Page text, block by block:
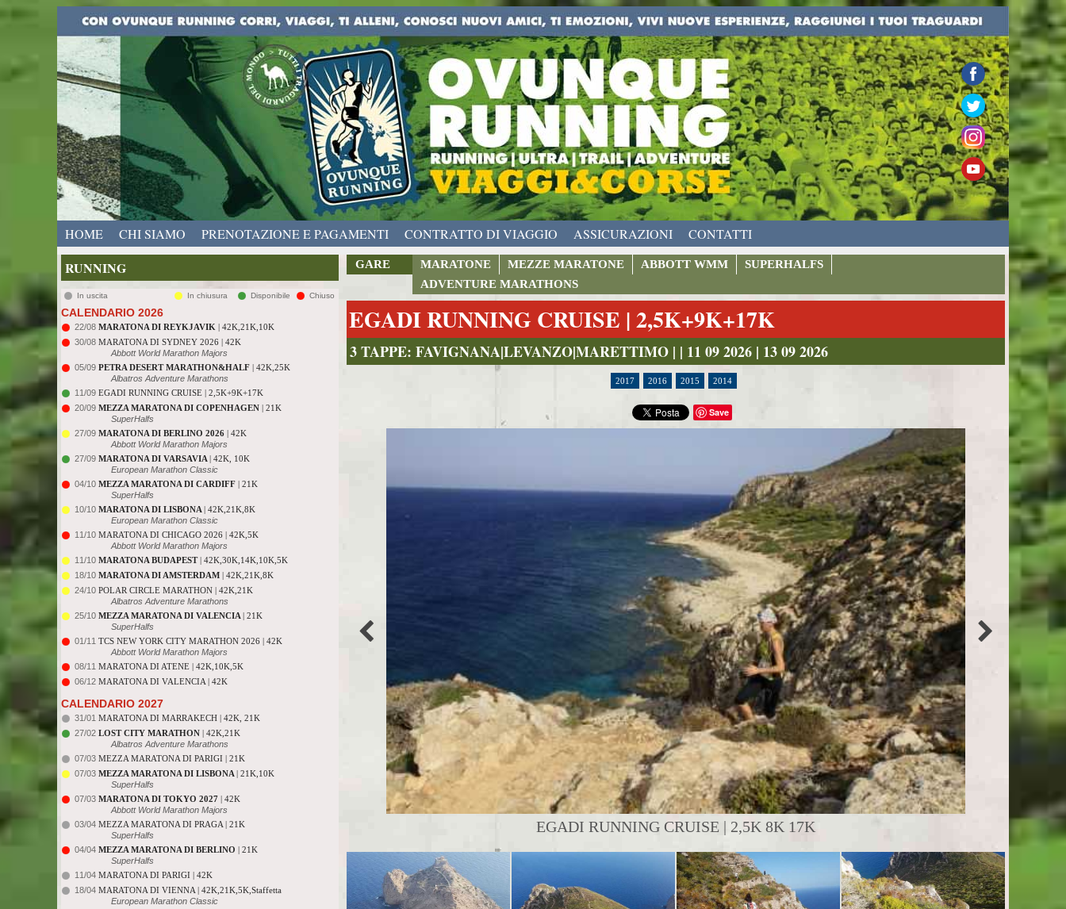
HOME CHI SIAMO PRENOTAZIONE E PAGAMENTI CONTRATTO DI VIAGGIO ASSICURAZIONI CONTATTI
RUNNING
In uscita In chiusura Disponibile Chiuso
CALENDARIO 2026
22/08 MARATONA DI REYKJAVIK | 42K,21K,10K
30/08 MARATONA DI SYDNEY 2026 | 42K
Abbott World Marathon Majors
05/09 PETRA DESERT MARATHON&HALF | 42K,25K
Albatros Adventure Marathons
11/09 EGADI RUNNING CRUISE | 2,5K+9K+17K
20/09 MEZZA MARATONA DI COPENHAGEN | 21K
SuperHalfs
27/09 MARATONA DI BERLINO 2026 | 42K
Abbott World Marathon Majors
27/09 MARATONA DI VARSAVIA | 42K, 10K
European Marathon Classic
04/10 MEZZA MARATONA DI CARDIFF | 21K
SuperHalfs
10/10 MARATONA DI LISBONA | 42K,21K,8K
European Marathon Classic
11/10 MARATONA DI CHICAGO 2026 | 42K,5K
Abbott World Marathon Majors
11/10 MARATONA BUDAPEST| 42K,30K,14K,10K,5K
18/10 MARATONA DI AMSTERDAM | 42K,21K,8K
24/10 POLAR CIRCLE MARATHON | 42K,21K
Albatros Adventure Marathons
25/10 MEZZA MARATONA DI VALENCIA | 21K
SuperHalfs
01/11 TCS NEW YORK CITY MARATHON 2026 | 42K
Abbott World Marathon Majors
08/11 MARATONA DI ATENE | 42K,10K,5K
06/12 MARATONA DI VALENCIA | 42K
CALENDARIO 2027
31/01 MARATONA DI MARRAKECH | 42K, 21K
27/02 LOST CITY MARATHON | 42K,21K
Albatros Adventure Marathons
07/03 MEZZA MARATONA DI PARIGI | 21K
07/03 MEZZA MARATONA DI LISBONA | 21K,10K
SuperHalfs
07/03 MARATONA DI TOKYO 2027 | 42K
Abbott World Marathon Majors
03/04 MEZZA MARATONA DI PRAGA | 21K
SuperHalfs
04/04 MEZZA MARATONA DI BERLINO | 21K
SuperHalfs
11/04 MARATONA DI PARIGI | 42K
18/04 MARATONA DI VIENNA | 42K,21K,5K,Staffetta
European Marathon Classic
GARE MARATONE MEZZE MARATONE ABBOTT WMM
SUPERHALFS
ADVENTURE MARATHONS
EGADI RUNNING CRUISE | 2,5K+9K+17K
3 TAPPE: FAVIGNANA|LEVANZO|MARETTIMO | | 11 09 2026 | 13 09 2026
2017 2016 2015 2014
Save
EGADI RUNNING CRUISE | 2,5K 8K 17K